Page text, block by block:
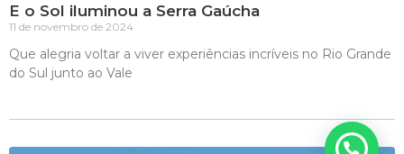
E o Sol iluminou a Serra Gaúcha
11 de novembro de 2024
Que alegria voltar a viver experiências incríveis no Rio Grande
do Sul junto ao Vale